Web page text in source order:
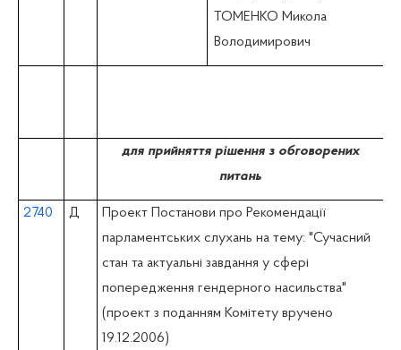
ТОМЕНКО Микола
Володимирович
для прийняття рішення з обговорених
питань
2740 Д
Проект Постанови про Рекомендації
парламентських слухань на тему: "Сучасний
стан та актуальні завдання у сфері
попередження гендерного насильства"
(проект з поданням Комітету вручено
19.12.2006)